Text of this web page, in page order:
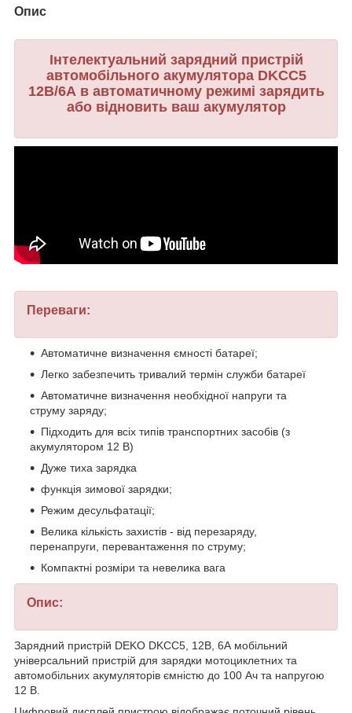
Опис
Інтелектуальний зарядний пристрій
автомобільного акумулятора DKCC5
12В/6А в автоматичному режимі зарядить
або відновить ваш акумулятор
Переваги:
Автоматичне визначення ємності батареї;
Легко забезпечить тривалий термін служби батареї
Автоматичне визначення необхідної напруги та
струму заряду;
Підходить для всіх типів транспортних засобів (з
акумулятором 12 В)
Дуже тиха зарядка
функція зимової зарядки;
Режим десульфатації;
Велика кількість захистів - від перезаряду,
перенапруги, перевантаження по струму;
Компактні розміри та невелика вага
Опис:
Зарядний пристрій DEKO DKCC5, 12В, 6А мобільний
універсальний пристрій для зарядки мотоциклетних та
автомобільних акумуляторів ємністю до 100 Ач та напругою
12 В.